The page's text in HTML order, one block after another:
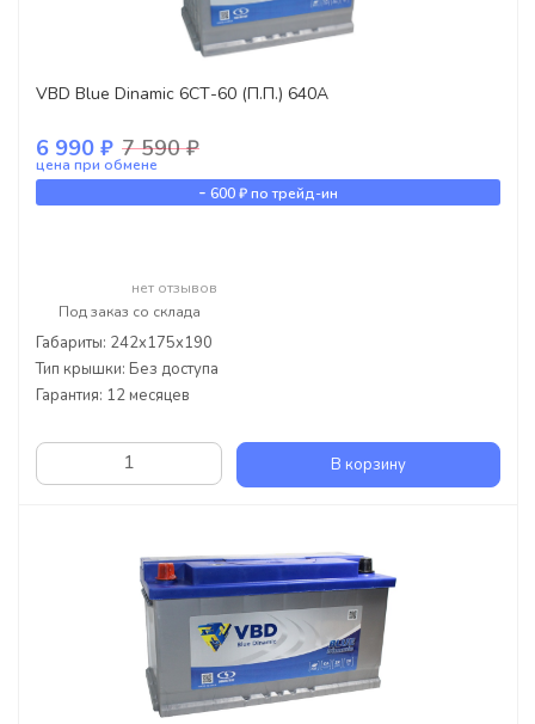
VBD Blue Dinamic 6СТ-60 (П.П.) 640А
6 990 ₽ 7 590 ₽
цена при обмене
- 600 ₽по трейд-ин
нет отзывов
Под заказ со склада
Габариты: 242x175x190
Тип крышки: Без доступа
Гарантия: 12 месяцев
В корзину